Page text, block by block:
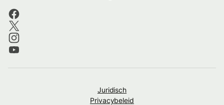
Juridisch
Privacybeleid